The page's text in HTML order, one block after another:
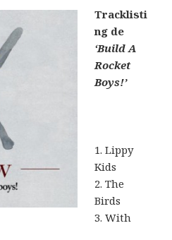
Tracklisti
ng de
‘Build A
Rocket
Boys!’
1. Lippy
Kids
2. The
Birds
3. With